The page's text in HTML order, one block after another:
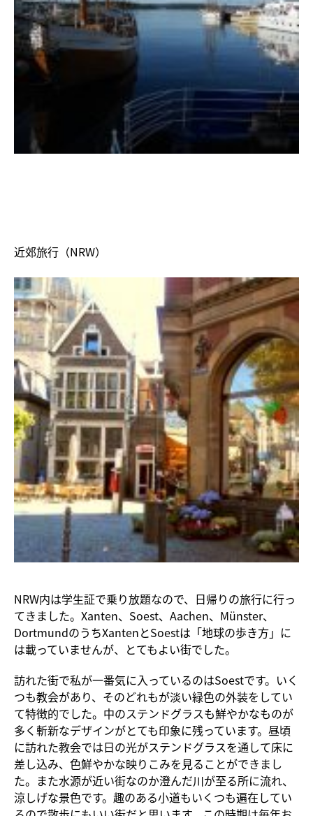
近郊旅行（NRW）
NRW内は学生証で乗り放題なので、日帰りの旅行に行っ
てきました。Xanten、Soest、Aachen、Münster、
DortmundのうちXantenとSoestは「地球の歩き方」に
は載っていませんが、とてもよい街でした。
訪れた街で私が一番気に入っているのはSoestです。いく
つも教会があり、そのどれもが淡い緑色の外装をしてい
て特徴的でした。中のステンドグラスも鮮やかなものが
多く斬新なデザインがとても印象に残っています。昼頃
に訪れた教会では日の光がステンドグラスを通して床に
差し込み、色鮮やかな映りこみを見ることができまし
た。また水源が近い街なのか澄んだ川が至る所に流れ、
涼しげな景色です。趣のある小道もいくつも遍在してい